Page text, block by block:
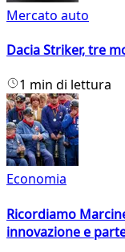
Mercato auto
Dacia Striker, tre
1 min di lettura
Economia
Ricordiamo
innovazione e